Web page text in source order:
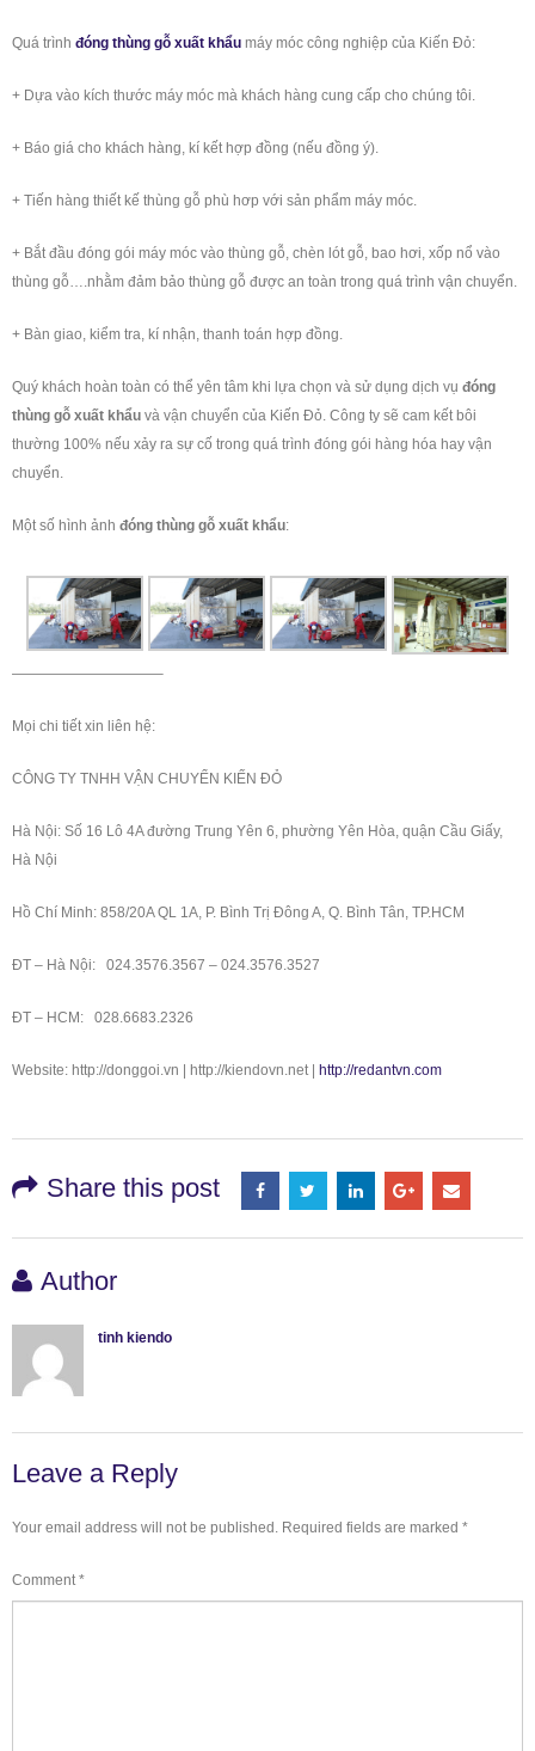
Quá trình đóng thùng gỗ xuất khẩu máy móc công nghiệp của Kiến Đỏ:
+ Dựa vào kích thước máy móc mà khách hàng cung cấp cho chúng tôi.
+ Báo giá cho khách hàng, kí kết hợp đồng (nếu đồng ý).
+ Tiến hàng thiết kế thùng gỗ phù hơp với sản phẩm máy móc.
+ Bắt đầu đóng gói máy móc vào thùng gỗ, chèn lót gỗ, bao hơi, xốp nổ vào
thùng gỗ….nhằm đảm bảo thùng gỗ được an toàn trong quá trình vận chuyển.
+ Bàn giao, kiểm tra, kí nhận, thanh toán hợp đồng.
Quý khách hoàn toàn có thể yên tâm khi lựa chọn và sử dụng dịch vụ đóng
thùng gỗ xuất khẩu và vận chuyển của Kiến Đỏ. Công ty sẽ cam kết bôi
thường 100% nếu xảy ra sự cố trong quá trình đóng gói hàng hóa hay vận
chuyển.
Một số hình ảnh đóng thùng gỗ xuất khẩu:
——————————–
Mọi chi tiết xin liên hệ:
CÔNG TY TNHH VẬN CHUYỂN KIẾN ĐỎ
Hà Nội: Số 16 Lô 4A đường Trung Yên 6, phường Yên Hòa, quận Cầu Giấy,
Hà Nội
Hồ Chí Minh: 858/20A QL 1A, P. Bình Trị Đông A, Q. Bình Tân, TP.HCM
ĐT – Hà Nội: 024.3576.3567 – 024.3576.3527
ĐT – HCM: 028.6683.2326
Website: http://donggoi.vn | http://kiendovn.net | http://redantvn.com
Share this post
Author
tinh kiendo
Leave a Reply
Your email address will not be published. Required fields are marked *
Comment*